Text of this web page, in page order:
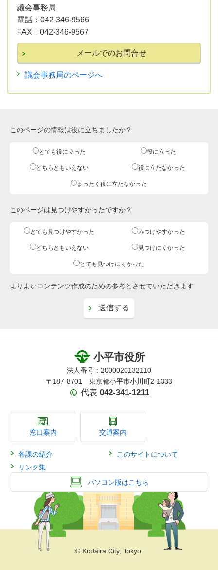
議会事務局
電話： 042-346-9566
FAX： 042-346-9567
議会事務局のページへ
このページの情報は役に立ちましたか？
とても役に立った 役に立った
どちらともいえない 役に立たなかった
まったく役に立たなかった
このページは見つけやすかったですか？
とても見つけやすかった みつけやすかった
どちらともいえない 見つけにくかった
とても見つけにくかった
よりよいコンテンツ作成のための参考とさせていただきます
小平市役所
法人番号：2000020132110
〒187-8701 東京都小平市小川町2-1333
代表 042-341-1211
窓口案内 交通案内
各課の紹介
このサイトについて
リンク集
パソコン版はこちら
© Kodaira City, Tokyo.